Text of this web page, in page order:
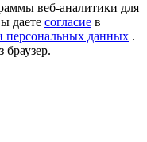
веб-аналитики для
даете согласие в
персональных данных .
браузер.